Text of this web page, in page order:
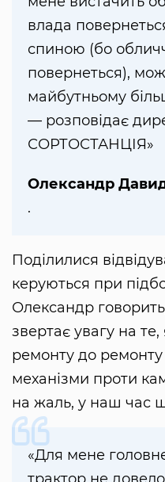
влада
спиною (бо
повернеться),
майбутньому
— розповідає
СОРТОСТАНЦІЯ»
Олександр
.
Поділилися
керуються при
Олександр
звертає увагу на те,
ремонту до ремонту
механізми проти
на жаль, у наш час
«Для мене
трактор не